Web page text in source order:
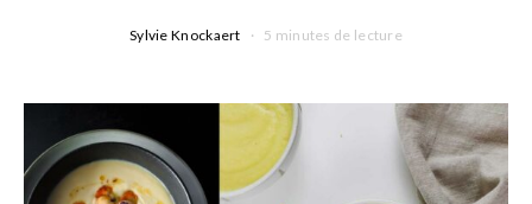
Sylvie Knockaert 5 minutes de lecture